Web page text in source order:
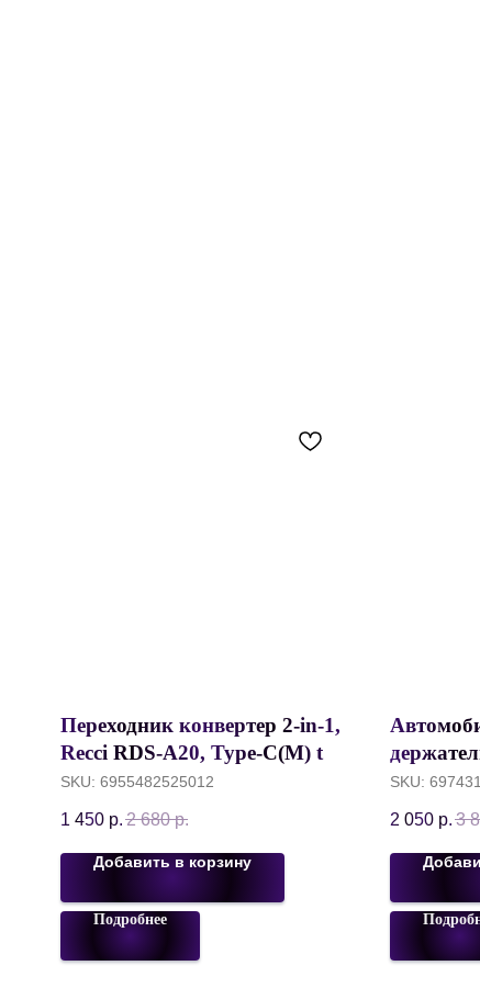
Переходник конвертер 2-in-1,
Recci RDS-A20, Type-C(M) to
Type-C(F) PD60W +Type-C
(F) Music, Серый
SKU: 6955482525012
1 450 р. 2 680 р.
Добавить в корзину
Подробнее
Zinc Alloy
SKU:
2 050 р. 3